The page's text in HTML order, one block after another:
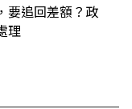
要追回差額？政
理